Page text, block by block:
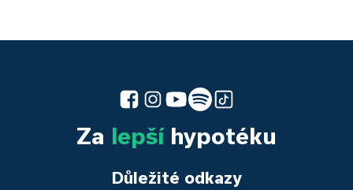
Za lepšíhypotéku
Důležité odkazy